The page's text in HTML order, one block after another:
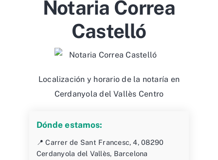
Notaria Correa
Castelló
Localización y horario de la notaría en
Cerdanyola del Vallès Centro
Dónde estamos:
📍 Carrer de Sant Francesc, 4, 08290
Cerdanyola del Vallès, Barcelona